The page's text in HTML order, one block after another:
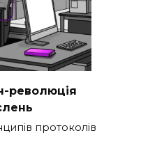
революція
протоколів